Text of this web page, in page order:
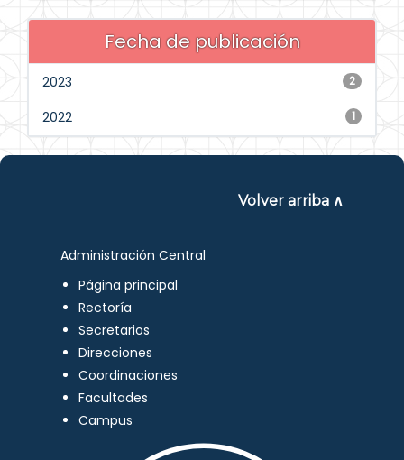
Fecha de publicación
2
2023
1
2022
Volver arriba ∧
Administración Central
Página principal
Rectoría
Secretarios
Direcciones
Coordinaciones
Facultades
Campus